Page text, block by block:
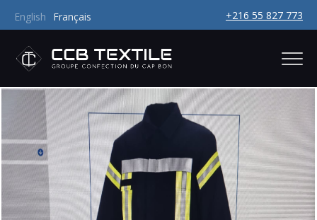
English Français +216 55 827 773